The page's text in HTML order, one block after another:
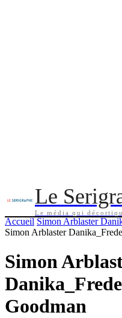
Le
Le média qui
Accueil Simon Arblaster
Simon Arblaster
Simon
Goodman